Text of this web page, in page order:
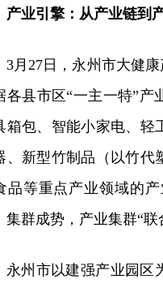
产业引擎：从产业链到
3月27日，永州市大健
各县市区“一主一特”产
箱包、智能小家电、轻
、新型竹制品（以竹代
品等重点产业领域的
集群成势，产业集群“联
永州市以建强产业园区